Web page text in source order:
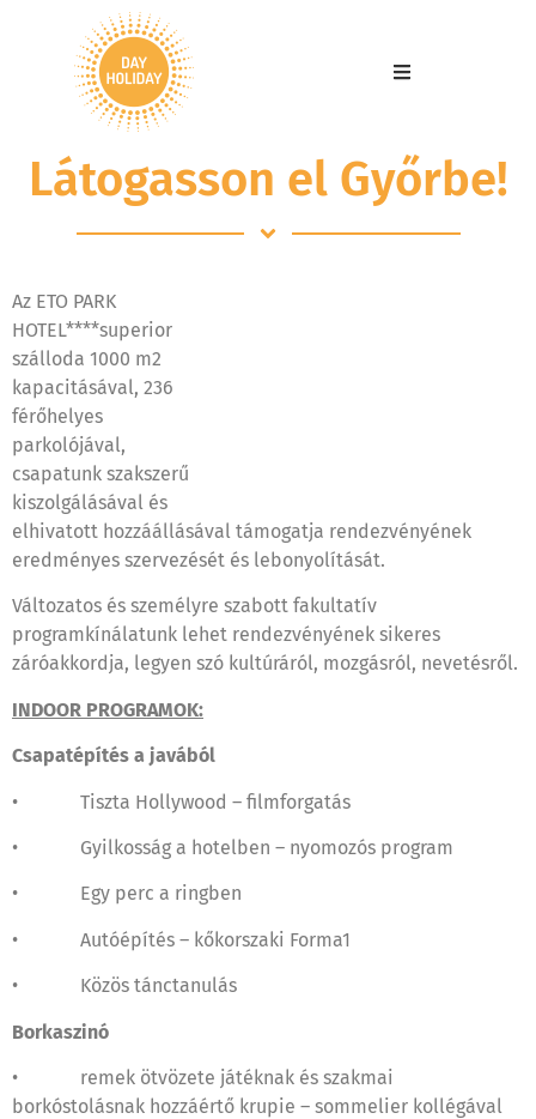
Látogasson el Győrbe!
Az ETO PARK
HOTEL****superior
szálloda 1000 m2
kapacitásával, 236
férőhelyes
parkolójával,
csapatunk szakszerű
kiszolgálásával és
elhivatott hozzáállásával támogatja rendezvényének
eredményes szervezését és lebonyolítását.
Változatos és személyre szabott fakultatív
programkínálatunk lehet rendezvényének sikeres
záróakkordja, legyen szó kultúráról, mozgásról, nevetésről.
INDOOR PROGRAMOK:
Csapatépítés a javából
• Tiszta Hollywood – filmforgatás
• Gyilkosság a hotelben – nyomozós program
• Egy perc a ringben
• Autóépítés – kőkorszaki Forma1
• Közös tánctanulás
Borkaszinó
• remek ötvözete játéknak és szakmai
borkóstolásnak hozzáértő krupie – sommelier kollégával